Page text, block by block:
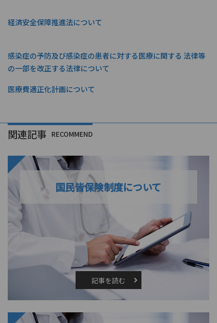
経済安全保障推進法について
感染症の予防及び感染症の患者に対する医療に関する 法律等
の一部を改正する法律について
医療費適正化計画について
関連記事 RECOMMEND
国民皆保険制度について
記事を読む